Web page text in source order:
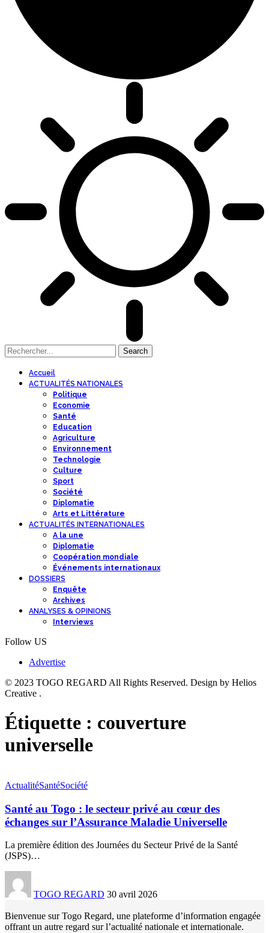
Accueil
ACTUALITÉS NATIONALES
Politique
Economie
Santé
Education
Agriculture
Environnement
Technologie
Culture
Sport
Société
Diplomatie
Arts et Littérature
ACTUALITÉS INTERNATIONALES
A la une
Diplomatie
Coopération mondiale
Événements internationaux
DOSSIERS
Enquête
Archives
ANALYSES & OPINIONS
Interviews
Follow US
Advertise
© 2023 TOGO REGARD All Rights Reserved. Design by Helios
Creative .
Étiquette : couverture
universelle
ActualitéSantéSociété
Santé au Togo : le secteur privé au cœur des
échanges sur l’Assurance Maladie Universelle
La première édition des Journées du Secteur Privé de la Santé
(JSPS)…
TOGO REGARD 30 avril 2026
Bienvenue sur Togo Regard, une plateforme d’information engagée
offrant un autre regard sur l’actualité nationale et internationale.